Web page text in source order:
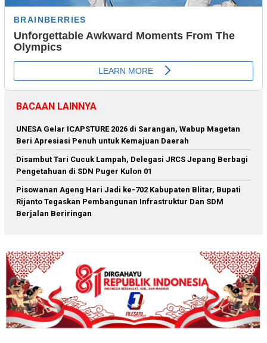
BACAAN LAINNYA
‎UNESA Gelar ICAPSTURE 2026 di Sarangan, Wabup Magetan
Beri Apresiasi Penuh untuk Kemajuan Daerah
Disambut Tari Cucuk Lampah, Delegasi JRCS Jepang Berbagi
Pengetahuan di SDN Puger Kulon 01
Pisowanan Ageng Hari Jadi ke-702 Kabupaten Blitar, Bupati
Rijanto Tegaskan Pembangunan Infrastruktur Dan SDM
Berjalan Beriringan